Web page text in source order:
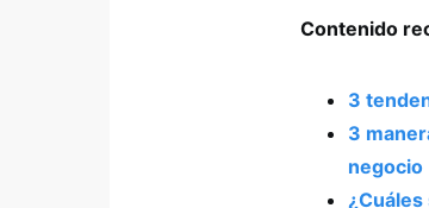
Contenido
3
3
negocio
¿Cuáles